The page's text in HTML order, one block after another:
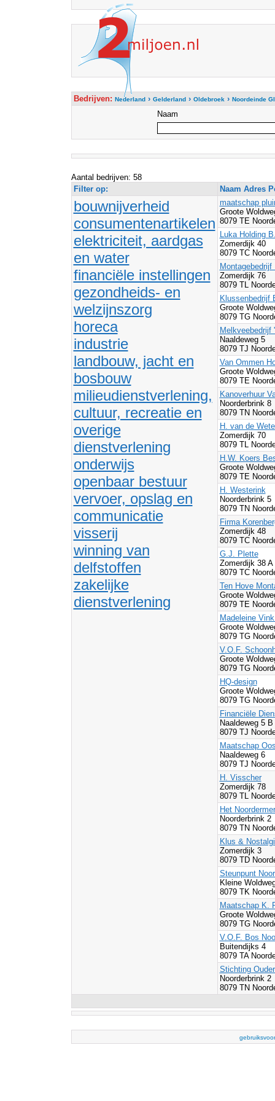
Bedrijven: Nederland› Gelderland› Oldebroek› Noordeinde
Naam
Aantal bedrijven: 58
Filter op:
Naam Adres
bouwnijverheid
consumentenartikelen
elektriciteit, aardgas
en water
financiële instellingen
gezondheids- en
welzijnszorg
horeca
industrie
landbouw, jacht en
bosbouw
milieudienstverlening,
cultuur, recreatie en
overige
dienstverlening
onderwijs
openbaar bestuur
vervoer, opslag en
communicatie
visserij
winning van
delfstoffen
zakelijke
dienstverlening
maatschap
Groote
8079 TE
Luka Holding
Zomerdijk 40
8079 TC
Zomerdijk 76
8079 TL
Klussenbedrijf
Groote
8079 TG
Melkveebedrijf
Naaldeweg 5
8079 TJ
Van Ommen
Groote
8079 TE
Kanoverhuur
Noorderbrink 8
8079 TN
H. van de
Zomerdijk 70
8079 TL
H.W. Koers
Groote
8079 TE
H. Westerink
Noorderbrink 5
8079 TN
Firma
Zomerdijk 48
8079 TC
G.J. Plette
Zomerdijk 38 A
8079 TC
Ten Hove
Groote
8079 TE
Madeleine
Groote
8079 TG
V.O.F.
Groote
8079 TG
HQ-design
Groote
8079 TG
Financiële
Naaldeweg 5 B
8079 TJ
Maatschap
Naaldeweg 6
8079 TJ
H. Visscher
Zomerdijk 78
8079 TL
Het
Noorderbrink 2
8079 TN
Klus &
Zomerdijk 3
8079 TD
Steunpunt
Kleine
8079 TK
Maatschap K.
Groote
8079 TG
V.O.F. Bos
Buitendijks 4
8079 TA
Stichting
Noorderbrink 2
8079 TN